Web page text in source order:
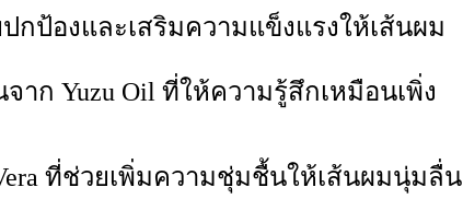
กป้องและเสริมความแข็งแรงให้เส้นผม
ก Yuzu Oil ที่ให้ความรู้สึกเหมือนเพิ่ง
ที่ช่วยเพิ่มความชุ่มชื้นให้เส้นผมนุ่มลื่น